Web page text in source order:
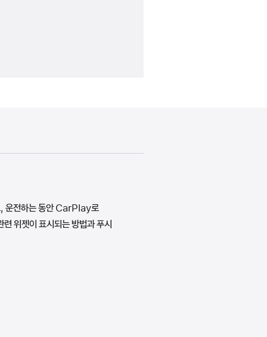
운전하는 동안 CarPlay로
위젯이 표시되는 방법과 푸시